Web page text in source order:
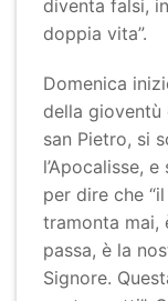
diventa falsi,
doppia vita”.
Domenica
della gioventù
san Pietro, si
l’Apocalisse,
per dire che
tramonta mai,
passa, è la
Signore.